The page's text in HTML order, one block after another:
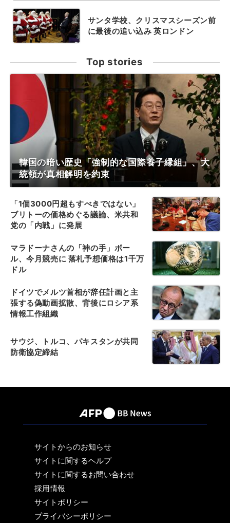
サンタ学校、クリスマスシーズン前
に最後の追い込み 英ロンドン
Top stories
韓国の暗い歴史「強制的な国際養子縁組」、大
統領が真相解明を約束
「1個3000円超もすべきではない」
ブリトーの価格めぐる議論、米共和
党の「内戦」に発展
マラドーナさんの「神の手」ボー
ル、今月競売に 落札予想価格は1千万
ドル
ドイツでメルツ首相が辞任計画と主
張する偽動画拡散、背後にロシア系
情報工作組織
サウジ、トルコ、パキスタンが共同
防衛協定締結
サイトからのお知らせ
サイトに関するヘルプ
サイトに関するお問い合わせ
採用情報
サイトポリシー
プライバシーポリシー